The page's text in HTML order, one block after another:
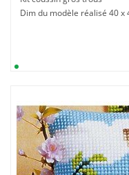
Dim du modèle réalisé 40 x